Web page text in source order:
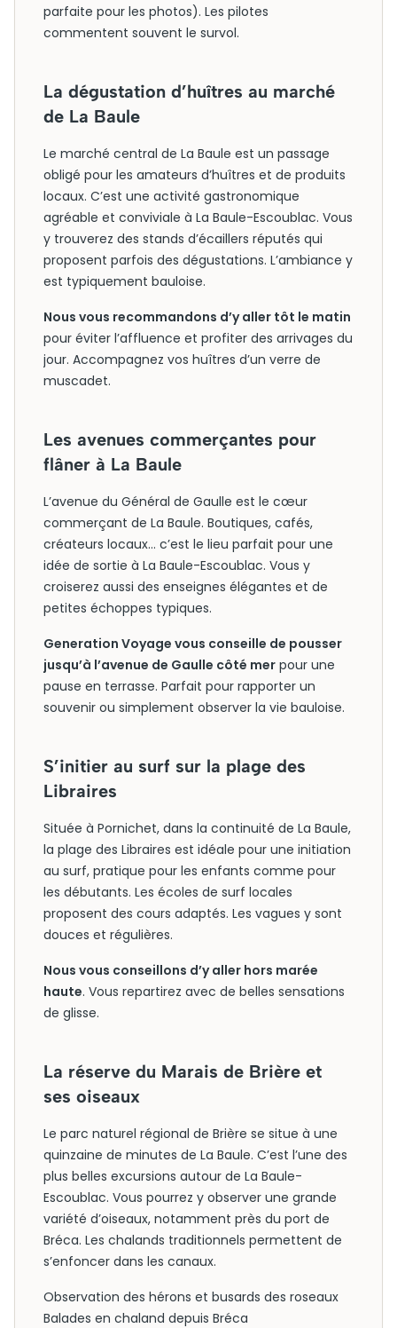
parfaite pour les photos). Les pilotes
commentent souvent le survol.
La dégustation d’huîtres au marché
de La Baule
Le marché central de La Baule est un passage
obligé pour les amateurs d’huîtres et de produits
locaux. C’est une activité gastronomique
agréable et conviviale à La Baule-Escoublac. Vous
y trouverez des stands d’écaillers réputés qui
proposent parfois des dégustations. L’ambiance y
est typiquement bauloise.
Nous vous recommandons d’y aller tôt le matin
pour éviter l’affluence et profiter des arrivages du
jour. Accompagnez vos huîtres d’un verre de
muscadet.
Les avenues commerçantes pour
flâner à La Baule
L’avenue du Général de Gaulle est le cœur
commerçant de La Baule. Boutiques, cafés,
créateurs locaux… c’est le lieu parfait pour une
idée de sortie à La Baule-Escoublac. Vous y
croiserez aussi des enseignes élégantes et de
petites échoppes typiques.
Generation Voyage vous conseille de pousser
jusqu’à l’avenue de Gaulle côté mer pour une
pause en terrasse. Parfait pour rapporter un
souvenir ou simplement observer la vie bauloise.
S’initier au surf sur la plage des
Libraires
Située à Pornichet, dans la continuité de La Baule,
la plage des Libraires est idéale pour une initiation
au surf, pratique pour les enfants comme pour
les débutants. Les écoles de surf locales
proposent des cours adaptés. Les vagues y sont
douces et régulières.
Nous vous conseillons d’y aller hors marée
haute. Vous repartirez avec de belles sensations
de glisse.
La réserve du Marais de Brière et
ses oiseaux
Le parc naturel régional de Brière se situe à une
quinzaine de minutes de La Baule. C’est l’une des
plus belles excursions autour de La Baule-
Escoublac. Vous pourrez y observer une grande
variété d’oiseaux, notamment près du port de
Bréca. Les chalands traditionnels permettent de
s’enfoncer dans les canaux.
Observation des hérons et busards des roseaux
Balades en chaland depuis Bréca